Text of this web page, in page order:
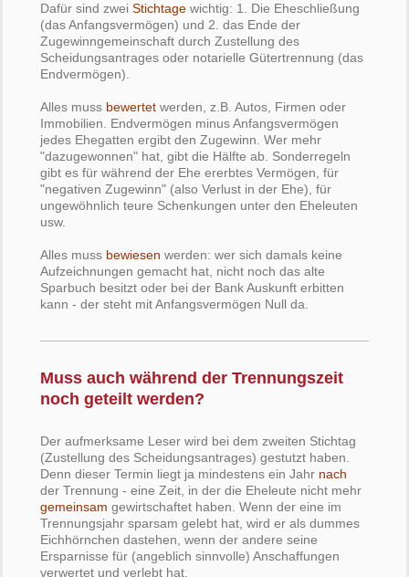
Dafür sind zwei Stichtage wichtig: 1. Die Eheschließung
(das Anfangsvermögen) und 2. das Ende der
Zugewinngemeinschaft durch Zustellung des
Scheidungsantrages oder notarielle Gütertrennung (das
Endvermögen).
Alles muss bewertet werden, z.B. Autos, Firmen oder
Immobilien. Endvermögen minus Anfangsvermögen
jedes Ehegatten ergibt den Zugewinn. Wer mehr
"dazugewonnen" hat, gibt die Hälfte ab. Sonderregeln
gibt es für während der Ehe ererbtes Vermögen, für
"negativen Zugewinn" (also Verlust in der Ehe), für
ungewöhnlich teure Schenkungen unter den Eheleuten
usw.
Alles muss bewiesen werden: wer sich damals keine
Aufzeichnungen gemacht hat, nicht noch das alte
Sparbuch besitzt oder bei der Bank Auskunft erbitten
kann - der steht mit Anfangsvermögen Null da.
Muss auch während der Trennungszeit
noch geteilt werden?
Der aufmerksame Leser wird bei dem zweiten Stichtag
(Zustellung des Scheidungsantrages) gestutzt haben.
Denn dieser Termin liegt ja mindestens ein Jahr nach
der Trennung - eine Zeit, in der die Eheleute nicht mehr
gemeinsam gewirtschaftet haben. Wenn der eine im
Trennungsjahr sparsam gelebt hat, wird er als dummes
Eichhörnchen dastehen, wenn der andere seine
Ersparnisse für (angeblich sinnvolle) Anschaffungen
verwertet und verlebt hat.